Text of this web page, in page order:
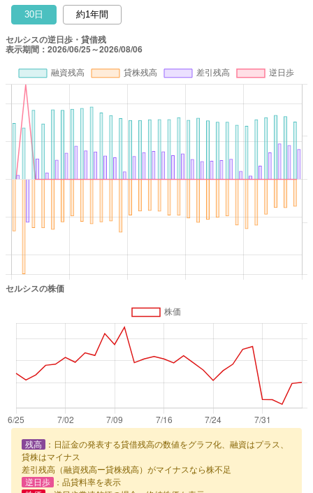
30日 約1年間
残高
：日証金の発表する貸借残高の数値をグラフ化、融資はプラス、
貸株はマイナス
差引残高（融資残高ー貸株残高）がマイナスなら株不足
逆日歩
：品貸料率を表示